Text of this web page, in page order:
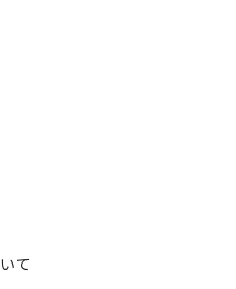
て